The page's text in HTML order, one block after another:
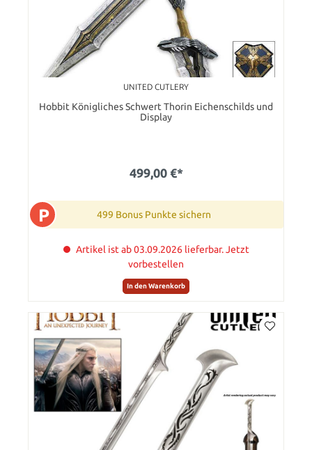
UNITED CUTLERY
Hobbit Königliches Schwert Thorin Eichenschilds und
Display
499,00 €*
P 499 Bonus Punkte sichern
Artikel ist ab 03.09.2026 lieferbar. Jetzt
vorbestellen
In den Warenkorb